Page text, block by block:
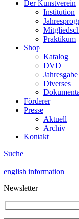
Der Kunstverein
Institution
Praktikum
Shop
Katalog
DVD
Jahresgabe
Diverses
Förderer
Presse
Aktuell
Archiv
Kontakt
Suche
english information
Newsletter